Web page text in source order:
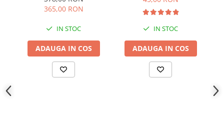
365,00 RON
IN STOC
ADAUGA IN COS
IN STOC
ADAUGA IN COS